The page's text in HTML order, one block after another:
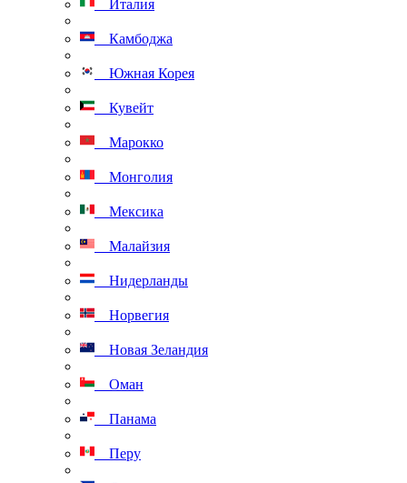
Италия
Камбоджа
Южная Корея
Кувейт
Марокко
Монголия
Мексика
Малайзия
Нидерланды
Норвегия
Новая Зеландия
Оман
Панама
Перу